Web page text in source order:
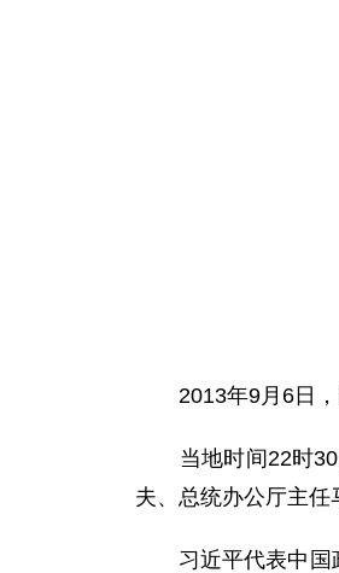
2013年9月6日，
当地时间22时30
夫、总统办公厅主任
习近平代表中国政